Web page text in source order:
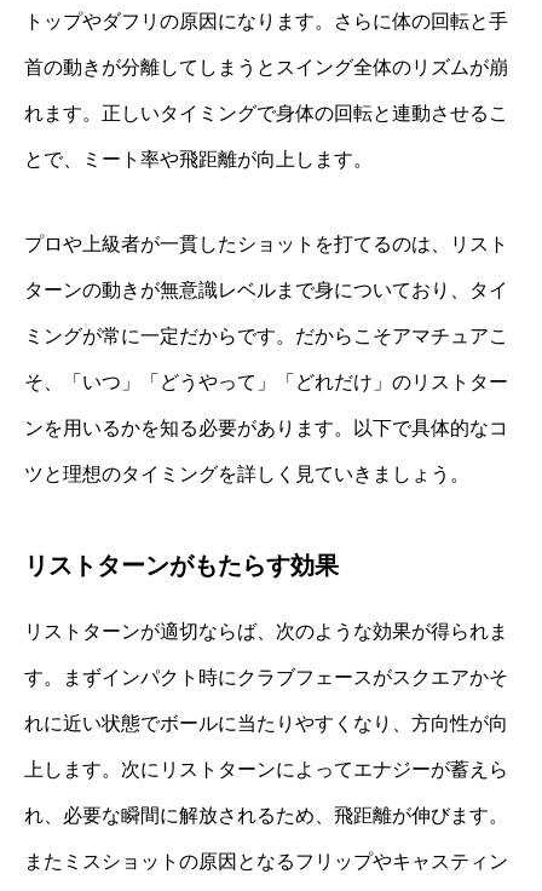
トップやダフリの原因になります。さらに体の回転と手
首の動きが分離してしまうとスイング全体のリズムが崩
れます。正しいタイミングで身体の回転と連動させるこ
とで、ミート率や飛距離が向上します。
プロや上級者が一貫したショットを打てるのは、リスト
ターンの動きが無意識レベルまで身についており、タイ
ミングが常に一定だからです。だからこそアマチュアこ
そ、「いつ」「どうやって」「どれだけ」のリストター
ンを用いるかを知る必要があります。以下で具体的なコ
ツと理想のタイミングを詳しく見ていきましょう。
リストターンがもたらす効果
リストターンが適切ならば、次のような効果が得られま
す。まずインパクト時にクラブフェースがスクエアかそ
れに近い状態でボールに当たりやすくなり、方向性が向
上します。次にリストターンによってエナジーが蓄えら
れ、必要な瞬間に解放されるため、飛距離が伸びます。
またミスショットの原因となるフリップやキャスティン